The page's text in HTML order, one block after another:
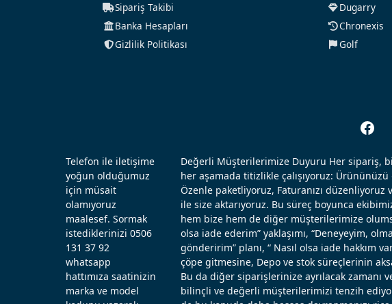
Sipariş Takibi
Banka Hesapları
Gizlilik Politikası
Dugarry
Chronexis
Golf
Telefon ile iletişime
yoğun olduğumuz
için müsait
olamıyoruz
maalesef. Sormak
istediklerinizi 0506
131 37 92
whatsapp
hattımıza saatinizin
marka ve model
Değerli Müşterilerimize Duyuru Her sipariş,
her aşamada titizlikle çalışıyoruz:
Özenle paketliyoruz, Faturanızı
ile size aktarıyoruz. Bu süreç boyunca
hem bize hem de diğer müşterilerimize
olsa iade ederim” yaklaşımı, “Deneyeyim,
gönderirim” planı, “ Nasıl olsa iade hakkım
çöpe gitmesine, Depo ve stok süreçlerinin
Bu da diğer siparişlerinize ayrılacak zamanı
bilinçli ve değerli müşterilerimizi tenzih